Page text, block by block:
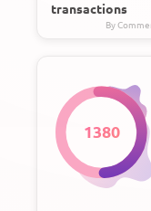
transactions
1380